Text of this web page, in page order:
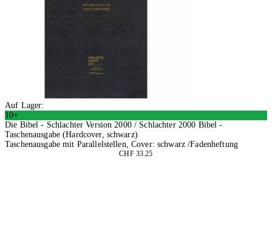
Auf Lager:
10+
Die Bibel - Schlachter Version 2000 / Schlachter 2000 Bibel -
Taschenausgabe (Hardcover, schwarz)
Taschenausgabe mit Parallelstellen, Cover: schwarz /Fadenheftung
CHF 33.25